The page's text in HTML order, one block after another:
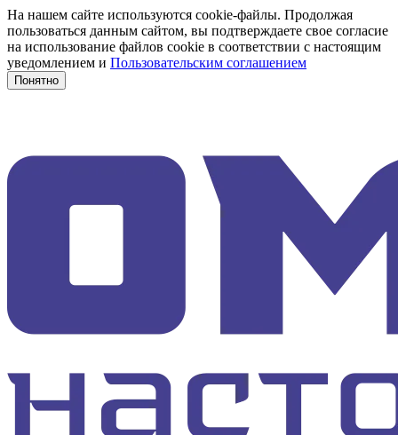
На нашем сайте используются cookie-файлы. Продолжая
пользоваться данным сайтом, вы подтверждаете свое согласие
на использование файлов cookie в соответствии с настоящим
уведомлением и Пользовательским соглашением
Понятно